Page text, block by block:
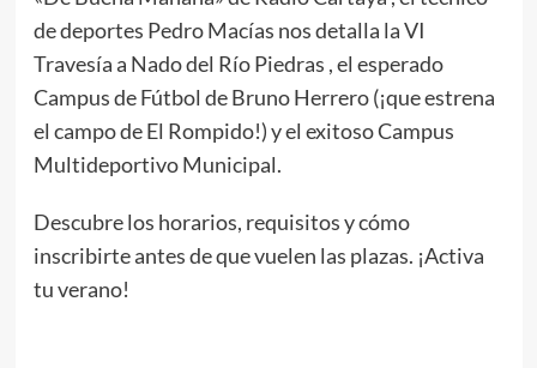
de deportes Pedro Macías nos detalla la VI
Travesía a Nado del Río Piedras , el esperado
Campus de Fútbol de Bruno Herrero (¡que estrena
el campo de El Rompido!) y el exitoso Campus
Multideportivo Municipal.
Descubre los horarios, requisitos y cómo
inscribirte antes de que vuelen las plazas. ¡Activa
tu verano!